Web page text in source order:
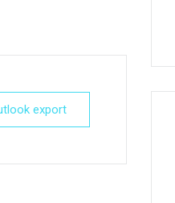
export